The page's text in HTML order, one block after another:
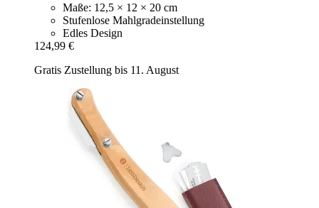
Maße: 12,5 × 12 × 20 cm
Stufenlose Mahlgradeinstellung
Edles Design
124,99 €
Gratis Zustellung bis 11. August